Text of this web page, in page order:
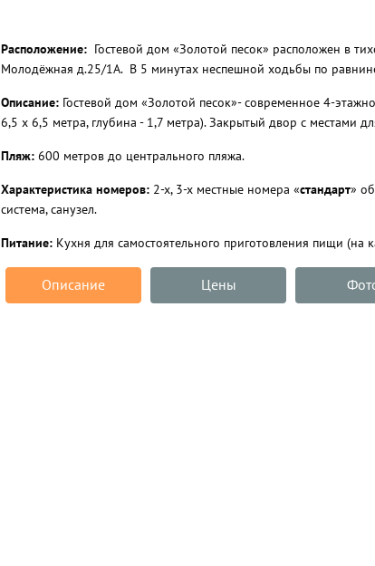
Расположение: Гостевой дом «Золотой песок» расположен в
Молодёжная д.25/1А. В 5 минутах неспешной ходьбы по
Описание: Гостевой дом «Золотой песок»- современное 4-
6,5 х 6,5 метра, глубина - 1,7 метра). Закрытый двор с местами
Пляж: 600 метров до центрального пляжа.
Характеристика номеров: 2-х, 3-х местные номера «стандарт»
система, санузел.
Питание: Кухня для самостоятельного приготовления пищи (на
Описание Цены